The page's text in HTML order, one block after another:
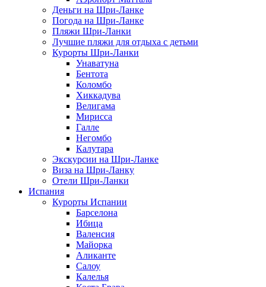
Деньги на Шри-Ланке
Погода на Шри-Ланке
Пляжи Шри-Ланки
Лучшие пляжи для отдыха с детьми
Курорты Шри-Ланки
Унаватуна
Бентота
Коломбо
Хиккадува
Велигама
Мирисса
Галле
Негомбо
Калутара
Экскурсии на Шри-Ланке
Виза на Шри-Ланку
Отели Шри-Ланки
Испания
Курорты Испании
Барселона
Ибица
Валенсия
Майорка
Аликанте
Салоу
Калелья